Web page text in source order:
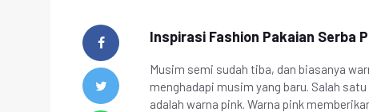
Inspirasi Fashion Pakaian Serba
Musim semi sudah tiba, dan biasanya
menghadapi musim yang baru. Salah
adalah warna pink. Warna pink